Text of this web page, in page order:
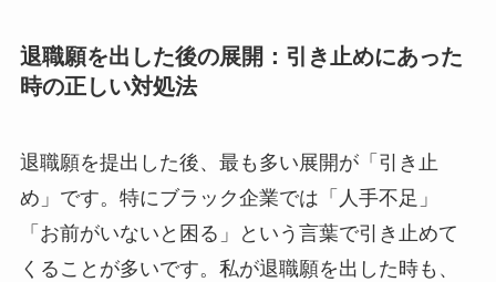
退職願を出した後の展開：引き止めにあった
時の正しい対処法
退職願を提出した後、最も多い展開が「引き止
め」です。特にブラック企業では「人手不足」
「お前がいないと困る」という言葉で引き止めて
くることが多いです。私が退職願を出した時も、